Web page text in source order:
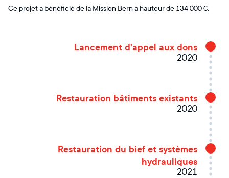
Ce projet a bénéficié de la Mission Bern à hauteur de 134 000 €.
Lancement d’appel aux dons
2020
Restauration bâtiments existants
2020
Restauration du bief et systèmes
hydrauliques
2021